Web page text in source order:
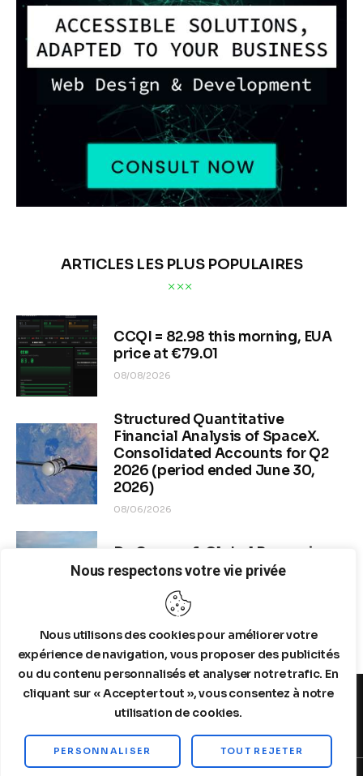
Nous respectons votre vie privée
Nous utilisons des cookies pour améliorer votre
expérience de navigation, vous proposer des publicités
ou du contenu personnalisés et analyser notre trafic. En
cliquant sur « Accepter tout », vous consentez à notre
utilisation de cookies.
PERSONNALISER TOUT REJETER
ARTICLES LES PLUS POPULAIRES
CCQI = 82.98 this morning, EUA
price at €79.01
08/08/2026
Structured Quantitative
Financial Analysis of SpaceX.
Consolidated Accounts for Q2
2026 (period ended June 30,
2026)
08/06/2026
Dr. Copper & Global Recession
Risk
08/04/2026
MENTIONS LEGALES A PROPOS DE NOUS